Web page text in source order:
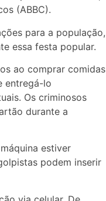
(ABBC).
para a população,
essa festa popular.
ao comprar comidas
entregá-lo
Os criminosos
durante a
estiver
podem inserir